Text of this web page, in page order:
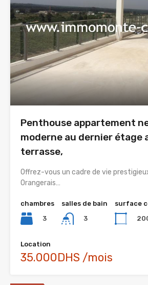
Penthouse appartement
moderne au dernier étage
terrasse,
Offrez-vous un cadre de vie
Orangerais…
chambres
3
salles de bain
3
surface
Location
35.000DHS /mois